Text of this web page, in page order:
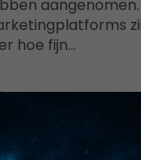
hoe fijn…